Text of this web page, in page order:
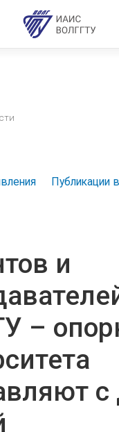
Публикации
и
–